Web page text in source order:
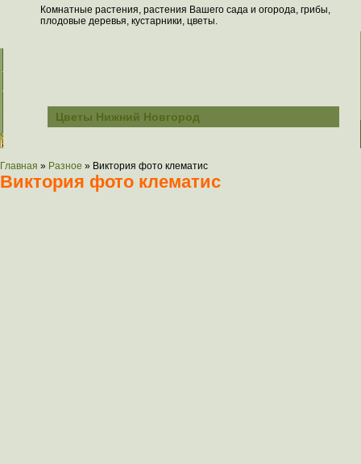
Комнатные растения, растения Вашего сада и огорода, грибы,
плодовые деревья, кустарники, цветы.
Цветы Нижний Новгород
Главная » Разное » Виктория фото клематис
Виктория фото клематис